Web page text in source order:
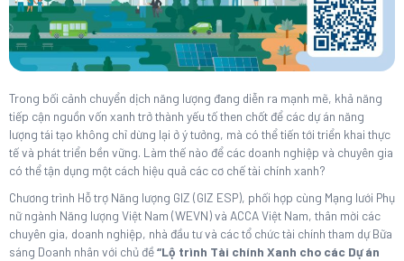
Trong bối cảnh chuyển dịch năng lượng đang diễn ra mạnh mẽ, khả năng
tiếp cận nguồn vốn xanh trở thành yếu tố then chốt để các dự án năng
lượng tái tạo không chỉ dừng lại ở ý tưởng, mà có thể tiến tới triển khai thực
tế và phát triển bền vững. Làm thế nào để các doanh nghiệp và chuyên gia
có thể tận dụng một cách hiệu quả các cơ chế tài chính xanh?
Chương trình Hỗ trợ Năng lượng GIZ (GIZ ESP), phối hợp cùng Mạng lưới Phụ
nữ ngành Năng lượng Việt Nam (WEVN) và ACCA Việt Nam, thân mời các
chuyên gia, doanh nghiệp, nhà đầu tư và các tổ chức tài chính tham dự Bữa
sáng Doanh nhân với chủ đề“Lộ trình Tài chính Xanh cho các Dự án